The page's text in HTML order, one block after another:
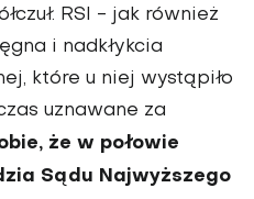
RSI - jak również
i nadkłykcia
które u niej wystąpiło
uznawane za
że w połowie
Sądu Najwyższego